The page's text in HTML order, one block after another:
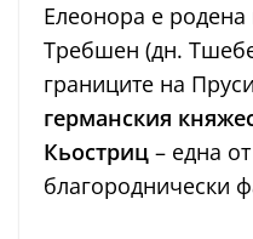
Елеонора е родена
Требшен (дн.
границите на
германския
Кьостриц – една
благороднически